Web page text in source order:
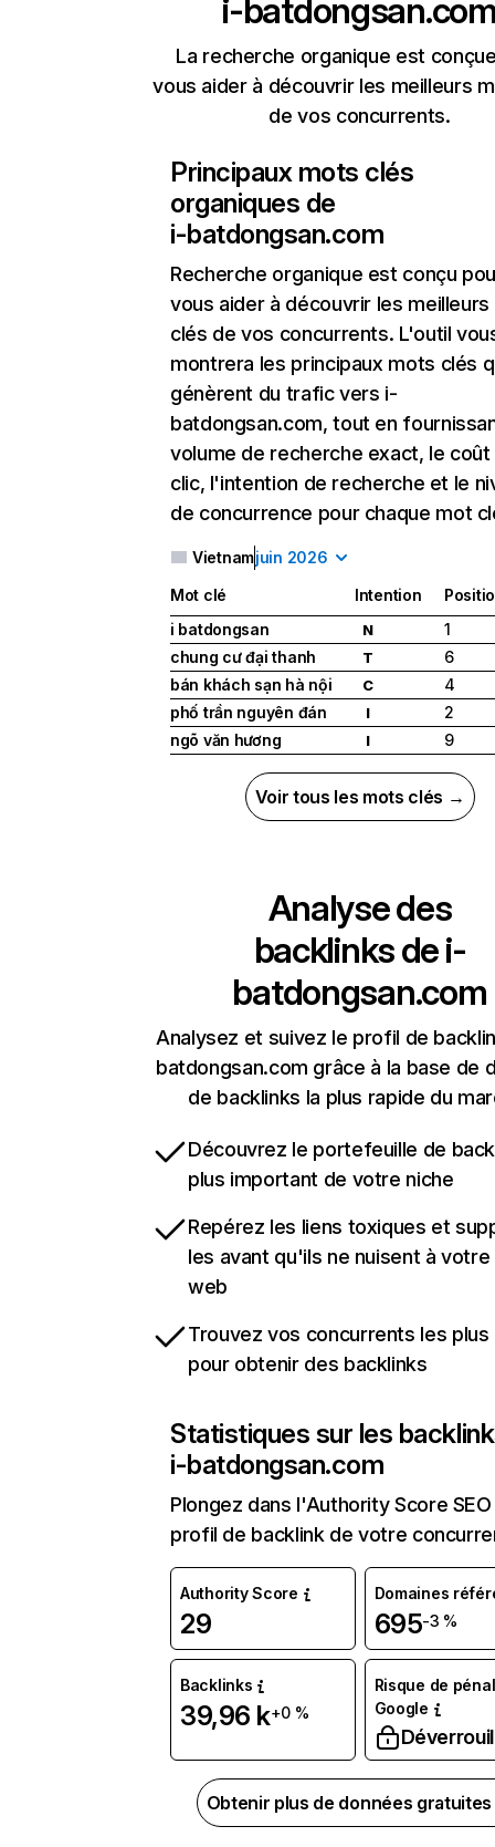
i-
La recherche organique est
vous aider à découvrir les meilleurs
de vos concurrents.
Principaux mots clés
organiques de
i-batdongsan.com
Recherche organique est conçu
vous aider à découvrir les
clés de vos concurrents. L'outil
montrera les principaux mots clés
génèrent du trafic vers i-
batdongsan.com, tout en
volume de recherche exact, le coût
clic, l'intention de recherche et le
de concurrence pour chaque mot
Vietnamjuin 2026
Mot clé Intention
i batdongsan
N
1
chung cư đại thanh
T
6
bán khách sạn hà nội
C
4
phố trần nguyên đán
I
2
ngõ văn hương
I 9
Voir tous les mots clés →
Analyse des
backlinks dei-
batdongsan.com
Analysez et suivez le profil de
batdongsan.com grâce à la base de
de backlinks la plus rapide du
Découvrez le portefeuille de
plus important de votre niche
Repérez les liens toxiques et
les avant qu'ils ne nuisent à
web
Trouvez vos concurrents les
pour obtenir des backlinks
Statistiques sur les
i-batdongsan.com
Plongez dans l'Authority Score
profil de backlink de votre
Authority Score
29
Domaines
695-3 %
Backlinks
39,96 k+0 %
Risque de
Google
Obtenir plus de données